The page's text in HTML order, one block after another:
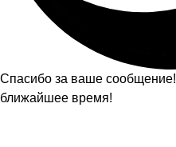
Спасибо за ваше
ближайшее время!